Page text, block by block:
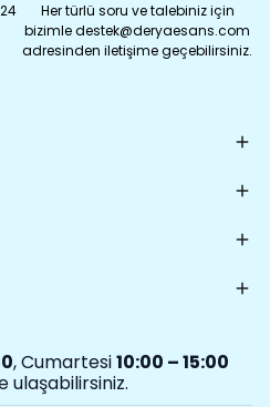
Her türlü soru ve talebiniz için
bizimle destek@deryaesans.com
adresinden iletişime geçebilirsiniz.
, Cumartesi10:00 – 15:00
ulaşabilirsiniz.